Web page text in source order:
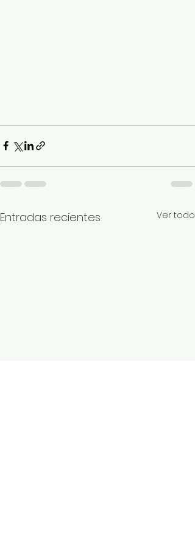
Entradas recientes Ver todo